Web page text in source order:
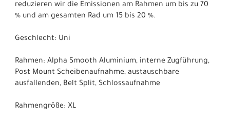
reduzieren wir die Emissionen am Rahmen um bis zu 70
% und am gesamten Rad um 15 bis 20 %.
Geschlecht: Uni
Rahmen: Alpha Smooth Aluminium, interne Zugführung,
Post Mount Scheibenaufnahme, austauschbare
ausfallenden, Belt Split, Schlossaufnahme
Rahmengröße: XL